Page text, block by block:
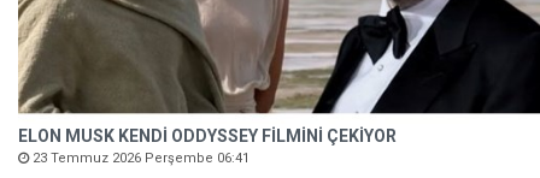
ELON MUSK KENDİ ODDYSSEY FİLMİNİ ÇEKİYOR
23 Temmuz 2026 Perşembe 06:41